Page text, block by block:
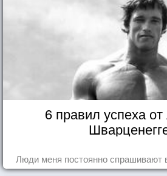
6 правил успеха
Люди меня постоянно спрашивают